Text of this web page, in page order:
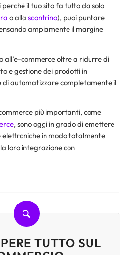
perché il tuo sito fa tutto da solo
o alla scontrino), puoi puntare
ampiamente il margine
all’e-commerce oltre a ridurre di
e gestione dei prodotti in
di automatizzare completamente il
più importanti, come
, sono oggi in grado di emettere
in modo totalmente
loro integrazione con
TUTTO SUL